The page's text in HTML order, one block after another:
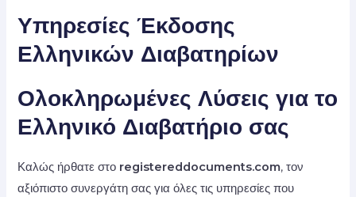
Υπηρεσίες Έκδοσης
Ελληνικών Διαβατηρίων
Ολοκληρωμένες Λύσεις για το
Ελληνικό Διαβατήριο σας
Καλώς ήρθατε στο registereddocuments.com, τον
αξιόπιστο συνεργάτη σας για όλες τις υπηρεσίες που